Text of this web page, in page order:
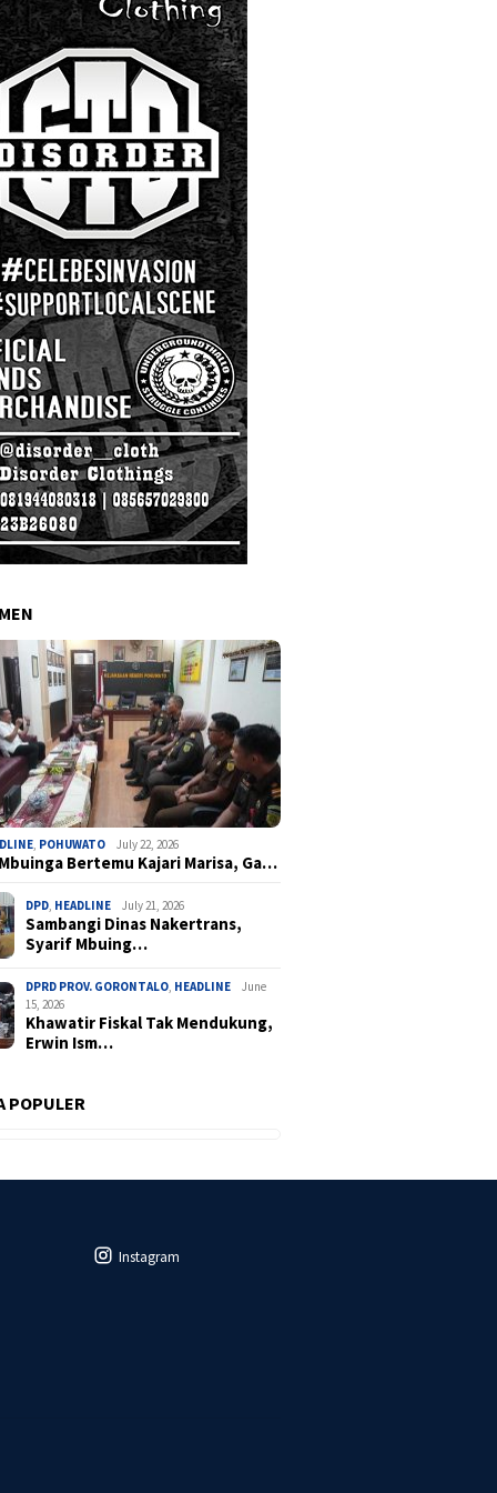
, POHUWATO July 22, 2026
Bertemu Kajari Marisa, Ga…
DPD, HEADLINE July 21, 2026
Sambangi Dinas Nakertrans,
Syarif Mbuing…
DPRD PROV. GORONTALO, HEADLINE
June
15, 2026
Khawatir Fiskal Tak Mendukung,
Erwin Ism…
POPULER
Instagram